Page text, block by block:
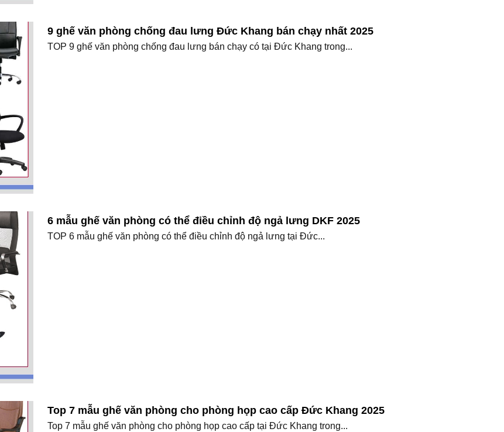
9 ghế văn phòng chống đau lưng Đức Khang bán chạy nhất 2025
TOP 9 ghế văn phòng chống đau lưng bán chạy có tại Đức Khang trong...
6 mẫu ghế văn phòng có thể điều chỉnh độ ngả lưng DKF 2025
TOP 6 mẫu ghế văn phòng có thể điều chỉnh độ ngả lưng tại Đức...
Top 7 mẫu ghế văn phòng cho phòng họp cao cấp Đức Khang 2025
Top 7 mẫu ghế văn phòng cho phòng họp cao cấp tại Đức Khang trong...